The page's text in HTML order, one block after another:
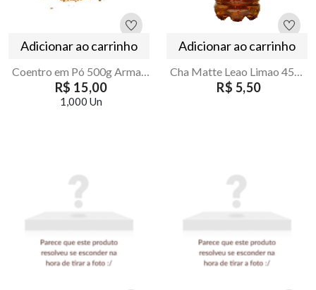
Adicionar ao carrinho
R$ 15,00
1,000 Un
Adicionar ao carrinho
R$ 5,50